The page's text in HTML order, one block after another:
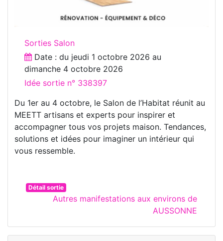
Sorties Salon
Date : du jeudi 1 octobre 2026 au
dimanche 4 octobre 2026
Idée sortie n° 338397
Du 1er au 4 octobre, le Salon de l’Habitat réunit au
MEETT artisans et experts pour inspirer et
accompagner tous vos projets maison. Tendances,
solutions et idées pour imaginer un intérieur qui
vous ressemble.
Détail sortie
Autres manifestations aux environs de
AUSSONNE